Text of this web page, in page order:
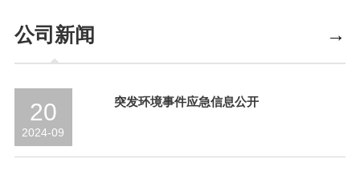
公司新闻 →
20
2024-09
突发环境事件应急信息公开